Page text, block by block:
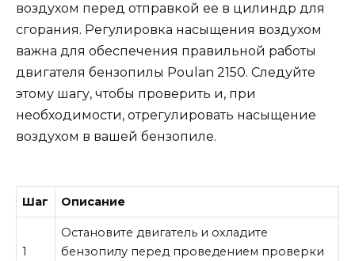
воздухом перед отправкой ее в цилиндр для
сгорания. Регулировка насыщения воздухом
важна для обеспечения правильной работы
двигателя бензопилы Poulan 2150. Следуйте
этому шагу, чтобы проверить и, при
необходимости, отрегулировать насыщение
воздухом в вашей бензопиле.
Шаг Описание
1
Остановите двигатель и охладите
бензопилу перед проведением проверки